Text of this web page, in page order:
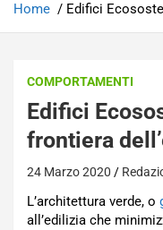
Home Edifici
COMPORTAMENTI
Edifici
frontiera
24 Marzo 2020
L’architettura verde, o
all’edilizia che